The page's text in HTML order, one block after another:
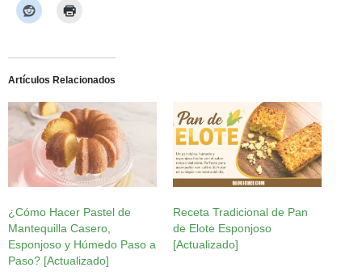
Artículos Relacionados
¿Cómo Hacer Pastel de
Mantequilla Casero,
Esponjoso y Húmedo Paso a
Paso? [Actualizado]
Receta Tradicional de Pan
de Elote Esponjoso
[Actualizado]